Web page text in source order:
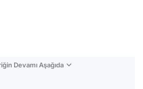
Devamı Aşağıda